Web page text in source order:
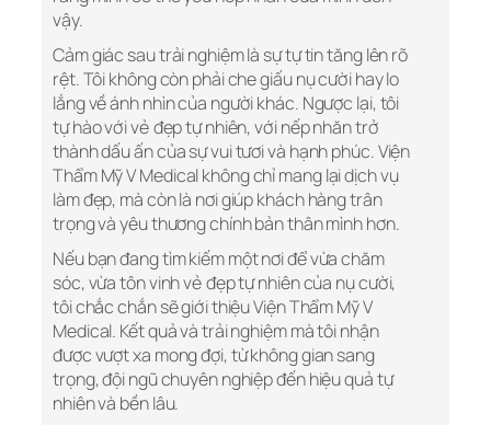
vậy.
Cảm giác sau trải nghiệm là sự tự tin tăng lên rõ
rệt. Tôi không còn phải che giấu nụ cười hay lo
lắng về ánh nhìn của người khác. Ngược lại, tôi
tự hào với vẻ đẹp tự nhiên, với nếp nhăn trở
thành dấu ấn của sự vui tươi và hạnh phúc. Viện
Thẩm Mỹ V Medical không chỉ mang lại dịch vụ
làm đẹp, mà còn là nơi giúp khách hàng trân
trọng và yêu thương chính bản thân mình hơn.
Nếu bạn đang tìm kiếm một nơi để vừa chăm
sóc, vừa tôn vinh vẻ đẹp tự nhiên của nụ cười,
tôi chắc chắn sẽ giới thiệu Viện Thẩm Mỹ V
Medical. Kết quả và trải nghiệm mà tôi nhận
được vượt xa mong đợi, từ không gian sang
trọng, đội ngũ chuyên nghiệp đến hiệu quả tự
nhiên và bền lâu.